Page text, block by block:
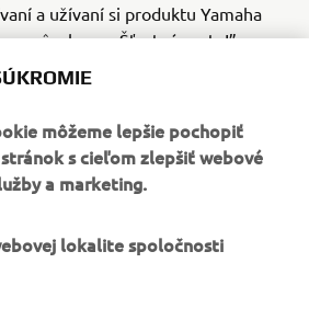
a užívaní si produktu Yamaha
spôsobom. „Šťastnú cestu!”
zákazníkovi. Odmena
z najväčších radostí a chvíľ, na
pyšní.
N.V. /Yamaha Motor Co., Ltd.
na týchto webových stránkach sa
môžeme lepšie pochopiť
s cieľom zlepšiť webové
a marketing.
lokalite spoločnosti